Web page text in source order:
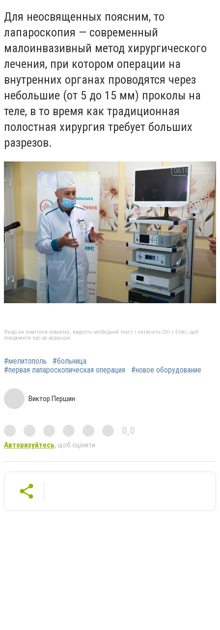
Для неосвященных поясним, то
лапароскопия — современный
малоинвазивный метод хирургического
лечения, при котором операции на
внутренних органах проводятся через
небольшие (от 5 до 15 мм) проколы на
теле, в то время как традиционная
полостная хирургия требует больших
разрезов.
Якщо ви помітили помилку, виділіть необхідний текст і натисніть Ctrl + Enter, щоб
повідомити про це редакцію
#мелитополь
#больница
#первая лапароскопическая операция
#новое оборудование
Виктор Першин
0,0
Авторизуйтесь, щоб оцінити